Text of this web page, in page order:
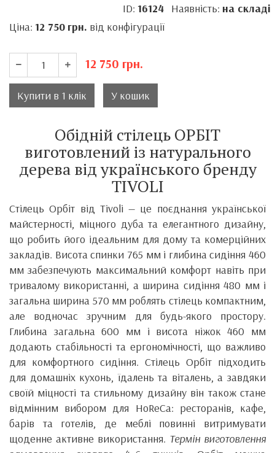
ID: 16124Наявність: на складі
Ціна: 12 750 грн. від конфігурації
12 750 грн.
Купити в 1 клік У кошик
Обідній стілець ОРБІТ
виготовлений із натурального
дерева від українського бренду
TIVOLI
Стілець Орбіт від Tivoli — це поєднання української
майстерності, міцного дуба та елегантного дизайну,
що робить його ідеальним для дому та комерційних
закладів. Висота спинки 765 мм і глибина сидіння 460
мм забезпечують максимальний комфорт навіть при
тривалому використанні, а ширина сидіння 480 мм і
загальна ширина 570 мм роблять стілець компактним,
але водночас зручним для будь-якого простору.
Глибина загальна 600 мм і висота ніжок 460 мм
додають стабільності та ергономічності, що важливо
для комфортного сидіння. Стілець Орбіт підходить
для домашніх кухонь, їдалень та віталень, а завдяки
своїй міцності та стильному дизайну він також стане
відмінним вибором для HoReCa: ресторанів, кафе,
барів та готелів, де меблі повинні витримувати
щоденне активне використання. Термін виготовлення